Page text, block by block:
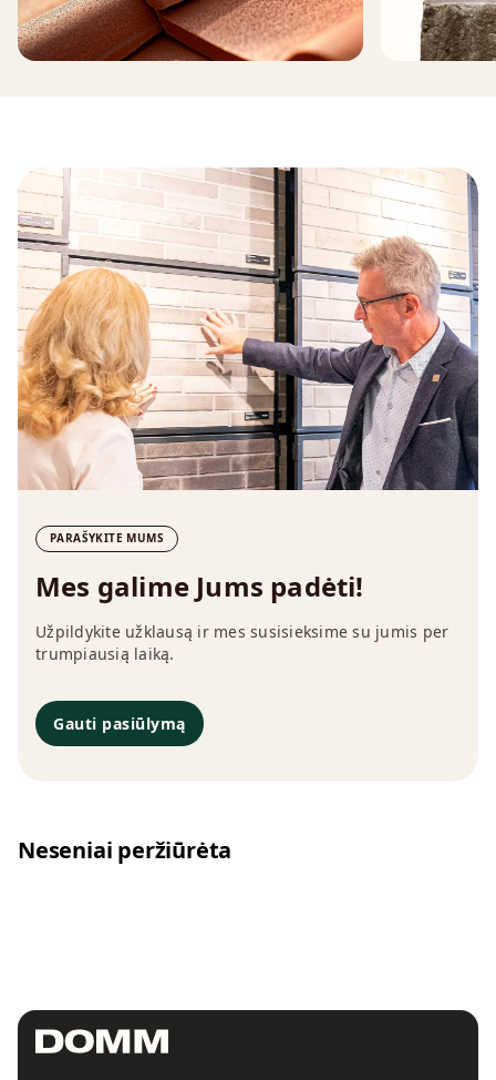
PARAŠYKITE MUMS
Mes galime Jums padėti!
Užpildykite užklausą ir mes susisieksime su jumis per
trumpiausią laiką.
Gauti pasiūlymą
Neseniai peržiūrėta